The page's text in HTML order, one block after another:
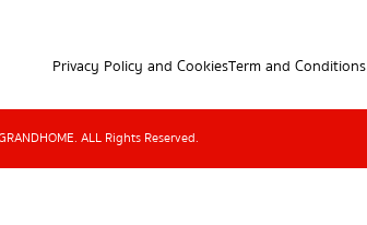
Privacy Policy and CookiesTerm and Conditions
ALL Rights Reserved.